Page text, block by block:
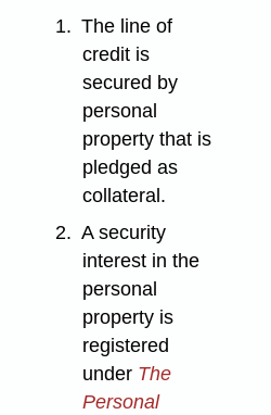
1. The line of
credit is
secured by
personal
property that is
pledged as
collateral.
2. A security
interest in the
personal
property is
registered
under The
Personal